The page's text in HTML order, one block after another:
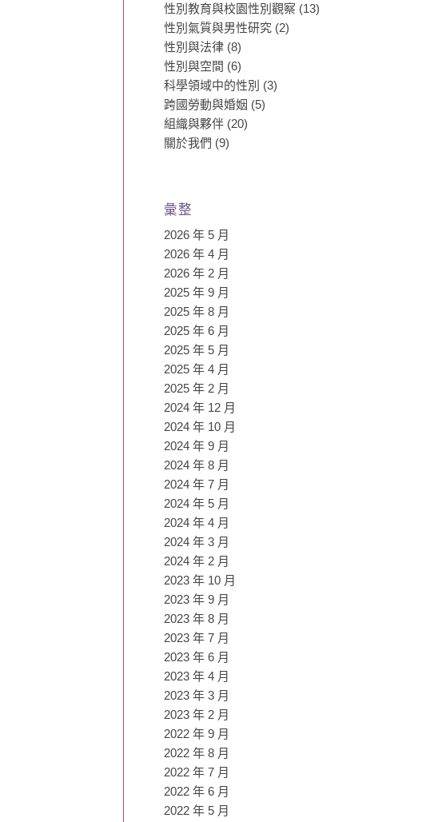
性別教育與校園性別觀察 (13)
性別氣質與男性研究 (2)
性別與法律 (8)
性別與空間 (6)
科學領域中的性別 (3)
跨國勞動與婚姻 (5)
組織與夥伴 (20)
關於我們 (9)
彙整
2026 年 5 月
2026 年 4 月
2026 年 2 月
2025 年 9 月
2025 年 8 月
2025 年 6 月
2025 年 5 月
2025 年 4 月
2025 年 2 月
2024 年 12 月
2024 年 10 月
2024 年 9 月
2024 年 8 月
2024 年 7 月
2024 年 5 月
2024 年 4 月
2024 年 3 月
2024 年 2 月
2023 年 10 月
2023 年 9 月
2023 年 8 月
2023 年 7 月
2023 年 6 月
2023 年 4 月
2023 年 3 月
2023 年 2 月
2022 年 9 月
2022 年 8 月
2022 年 7 月
2022 年 6 月
2022 年 5 月